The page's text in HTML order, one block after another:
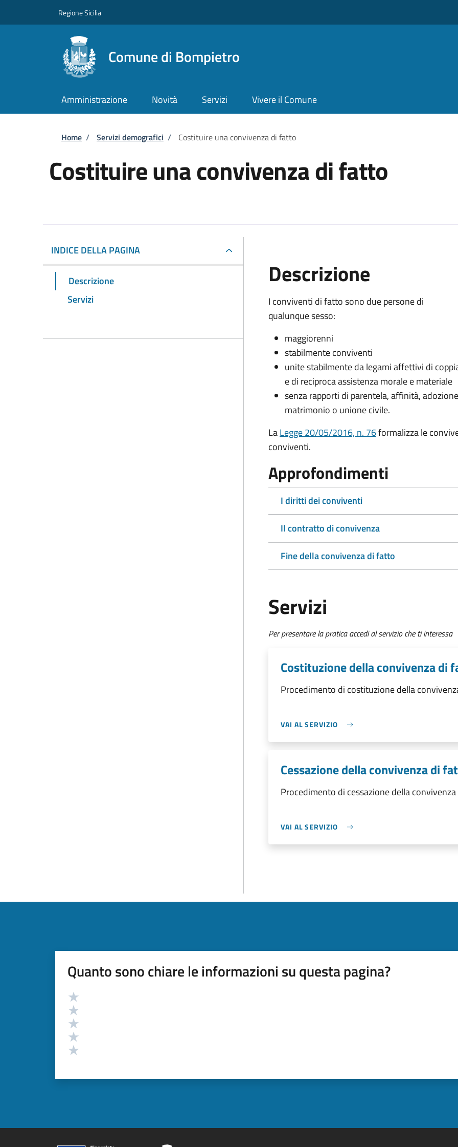
Regione Sicilia
Comune di Bompietro
Amministrazione Novità Servizi Vivere il Comune
Briciole di pane
Home / Servizi demografici / Costituire una convivenza di fatto
Costituire una convivenza di fatto
INDICE DELLA PAGINA
Descrizione
Servizi
Descrizione
I conviventi di fatto sono due persone di
qualunque sesso:
maggiorenni
stabilmente conviventi
unite stabilmente da legami affettivi di
e di reciproca assistenza morale e materiale
senza rapporti di parentela, affinità,
matrimonio o unione civile.
LaLegge 20/05/2016, n. 76formalizza le
conviventi.
Approfondimenti
I diritti dei conviventi
Il contratto di convivenza
Fine della convivenza di fatto
Servizi
Per presentare la pratica accedi al servizio che ti interessa
Costituzione della convivenza di
Procedimento di costituzione della
VAI AL SERVIZIO
Cessazione della convivenza di
Procedimento di cessazione della
VAI AL SERVIZIO
Quanto sono chiare le informazioni su questa pagina?
Valutazione